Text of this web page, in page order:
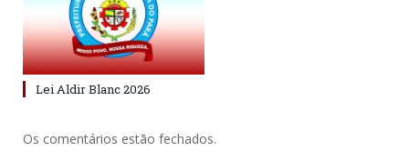
Lei Aldir Blanc 2026
Os comentários estão fechados.